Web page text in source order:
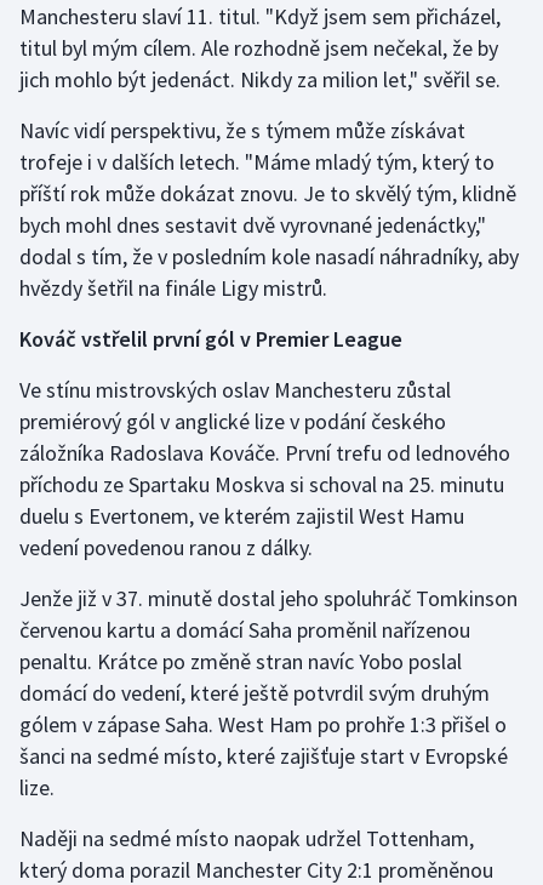
Plážový volejbal
Ragby
Rychlobruslení
Rychlostní kanoistika
Short track
Stolní tenis
Triatlon
Veslování
Vodní slalom
Volejbal
Ostatní
Manchesteru slaví 11. titul. "Když jsem sem přicházel,
titul byl mým cílem. Ale rozhodně jsem nečekal, že by
jich mohlo být jedenáct. Nikdy za milion let," svěřil se.
Navíc vidí perspektivu, že s týmem může získávat
trofeje i v dalších letech. "Máme mladý tým, který to
příští rok může dokázat znovu. Je to skvělý tým, klidně
bych mohl dnes sestavit dvě vyrovnané jedenáctky,"
dodal s tím, že v posledním kole nasadí náhradníky, aby
hvězdy šetřil na finále Ligy mistrů.
Kováč vstřelil první gól v Premier League
Ve stínu mistrovských oslav Manchesteru zůstal
premiérový gól v anglické lize v podání českého
záložníka Radoslava Kováče. První trefu od lednového
příchodu ze Spartaku Moskva si schoval na 25. minutu
duelu s Evertonem, ve kterém zajistil West Hamu
vedení povedenou ranou z dálky.
Jenže již v 37. minutě dostal jeho spoluhráč Tomkinson
červenou kartu a domácí Saha proměnil nařízenou
penaltu. Krátce po změně stran navíc Yobo poslal
domácí do vedení, které ještě potvrdil svým druhým
gólem v zápase Saha. West Ham po prohře 1:3 přišel o
šanci na sedmé místo, které zajišťuje start v Evropské
lize.
Naději na sedmé místo naopak udržel Tottenham,
který doma porazil Manchester City 2:1 proměněnou